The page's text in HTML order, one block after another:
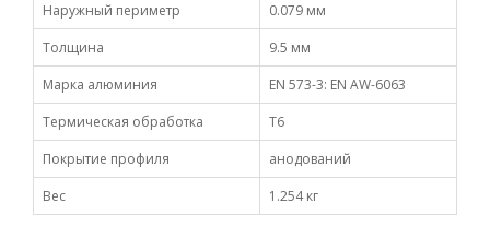
Наружный периметр
0.079 мм
Толщина
9.5 мм
Марка алюминия
EN 573-3: EN AW-6063
Термическая обработка
Т6
Покрытие профиля
анодований
Вес
1.254 кг